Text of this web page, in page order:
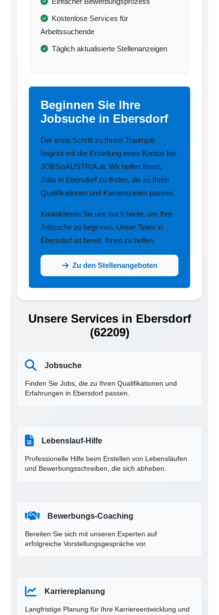
Kostenlose Services für
Arbeitssuchende
Täglich aktualisierte Stellenanzeigen
Beginnen Sie Ihre
Jobsuche in Ebersdorf
Der erste Schritt zu Ihrem Traumjob
beginnt mit der Erstellung eines Kontos bei
JOBSinAUSTRIA.at. Wir helfen Ihnen,
Jobs in Ebersdorf zu finden, die zu Ihren
Qualifikationen und Karrierezielen passen.
Kontaktieren Sie uns noch heute, um Ihre
Jobsuche zu beginnen. Unser Team in
Ebersdorf ist bereit, Ihnen zu helfen.
Zu den Stellenangeboten
Unsere Services in Ebersdorf
(62209)
Jobsuche
Finden Sie Jobs, die zu Ihren Qualifikationen und
Erfahrungen in Ebersdorf passen.
Lebenslauf-Hilfe
Professionelle Hilfe beim Erstellen von Lebensläufen
und Bewerbungsschreiben, die sich abheben.
Bewerbungs-Coaching
Bereiten Sie sich mit unseren Experten auf
erfolgreiche Vorstellungsgespräche vor.
Karriereplanung
Langfristige Planung für Ihre Karriereentwicklung und